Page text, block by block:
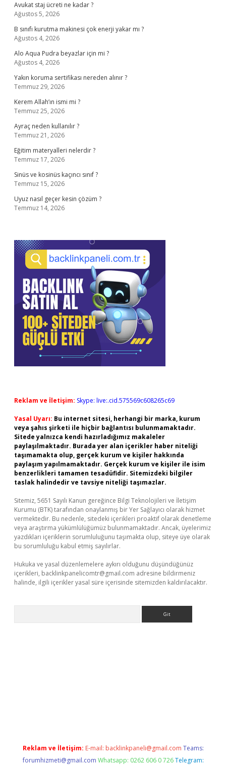
Avukat staj ücreti ne kadar ?
Ağustos 5, 2026
B sınıfı kurutma makinesi çok enerji yakar mı ?
Ağustos 4, 2026
Alo Aqua Pudra beyazlar için mi ?
Ağustos 4, 2026
Yakın koruma sertifikası nereden alınır ?
Temmuz 29, 2026
Kerem Allah’ın ismi mi ?
Temmuz 25, 2026
Ayraç neden kullanılır ?
Temmuz 21, 2026
Eğitim materyalleri nelerdir ?
Temmuz 17, 2026
Sinüs ve kosinüs kaçıncı sınıf ?
Temmuz 15, 2026
Uyuz nasıl geçer kesin çözüm ?
Temmuz 14, 2026
Reklam ve İletişim: Skype: live:.cid.575569c608265c69
Yasal Uyarı: Bu internet sitesi, herhangi bir marka, kurum
veya şahıs şirketi ile hiçbir bağlantısı bulunmamaktadır.
Sitede yalnızca kendi hazırladığımız makaleler
paylaşılmaktadır. Burada yer alan içerikler haber niteliği
taşımamakta olup, gerçek kurum ve kişiler hakkında
paylaşım yapılmamaktadır. Gerçek kurum ve kişiler ile isim
benzerlikleri tamamen tesadüfidir. Sitemizdeki bilgiler
taslak halindedir ve tavsiye niteliği taşımazlar.
Sitemiz, 5651 Sayılı Kanun gereğince Bilgi Teknolojileri ve İletişim
Kurumu (BTK) tarafından onaylanmış bir Yer Sağlayıcı olarak hizmet
vermektedir. Bu nedenle, sitedeki içerikleri proaktif olarak denetleme
veya araştırma yükümlülüğümüz bulunmamaktadır. Ancak, üyelerimiz
yazdıkları içeriklerin sorumluluğunu taşımakta olup, siteye üye olarak
bu sorumluluğu kabul etmiş sayılırlar.
Hukuka ve yasal düzenlemelere aykırı olduğunu düşündüğünüz
içerikleri, backlinkpanelicomtr@gmail.com adresine bildirmeniz
halinde, ilgili içerikler yasal süre içerisinde sitemizden kaldırılacaktır.
Reklam ve İletişim: E-mail: backlinkpaneli@gmail.com Teams:
forumhizmeti@gmail.com Whatsapp: 0262 606 0 726 Telegram: